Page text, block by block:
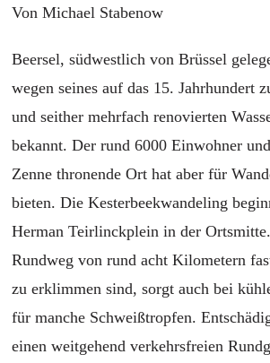
Von Michael Stabenow
Beersel, südwestlich von Brüssel
wegen seines auf das 15. Jahrhundert
und seither mehrfach renovierten
bekannt. Der rund 6000 Einwohner
Zenne thronende Ort hat aber für
bieten. Die Kesterbeekwandeling
Herman Teirlinckplein in der
Rundweg von rund acht Kilometern
zu erklimmen sind, sorgt auch bei
für manche Schweißtropfen.
einen weitgehend verkehrsfreien